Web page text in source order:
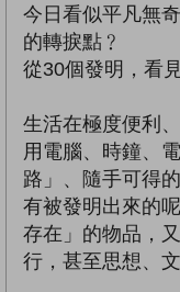
今日看似平凡無
的轉捩點﹖
從30個發明，看
生活在極度便利
用電腦、時鐘、
路」、隨手可得
有被發明出來的
存在」的物品，
行，甚至思想、